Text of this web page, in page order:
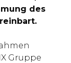
des
Gruppe